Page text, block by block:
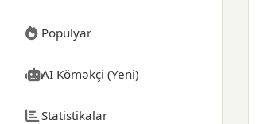
Populyar
AI Köməkçi (Yeni)
Statistikalar